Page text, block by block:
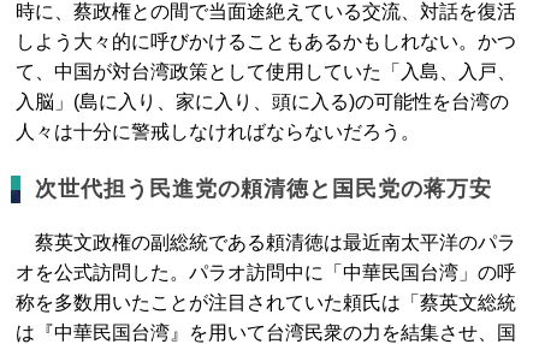
時に、蔡政権との間で当面途絶えている交流、対話を復活
しよう大々的に呼びかけることもあるかもしれない。かつ
て、中国が対台湾政策として使用していた「入島、入戸、
入脳」(島に入り、家に入り、頭に入る)の可能性を台湾の
人々は十分に警戒しなければならないだろう。
次世代担う民進党の頼清徳と国民党の蒋万安
蔡英文政権の副総統である頼清徳は最近南太平洋のパラ
オを公式訪問した。パラオ訪問中に「中華民国台湾」の呼
称を多数用いたことが注目されていた頼氏は「蔡英文総統
は『中華民国台湾』を用いて台湾民衆の力を結集させ、国